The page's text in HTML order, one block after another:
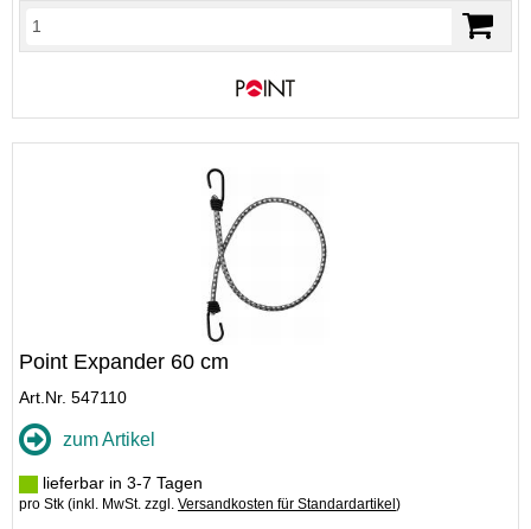
Point Expander 60 cm
Art.Nr. 547110
zum Artikel
lieferbar in 3-7 Tagen
pro Stk (inkl. MwSt. zzgl. Versandkosten für Standardartikel )